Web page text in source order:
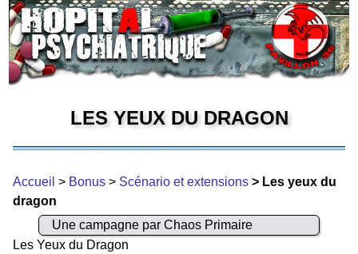
LES YEUX DU DRAGON
Accueil > Bonus > Scénario et extensions > Les yeux du
dragon
Une campagne par Chaos Primaire
Les Yeux du Dragon